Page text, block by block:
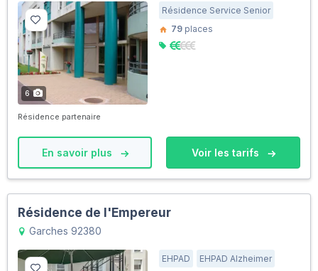
6
Résidence Service Senior
79 places
Résidence partenaire
En savoir plus Voir les tarifs
Résidence de l'Empereur
Garches 92380
EHPAD
EHPAD Alzheimer